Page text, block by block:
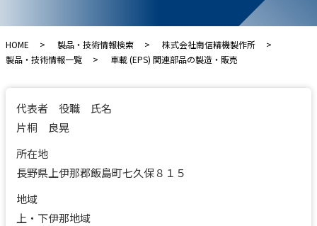
HOME 製品・技術情報検索
株式会社南信精機製作所
製品・技術情報一覧
車載 (EPS) 関連部品の製造・販売
代表者 役職 氏名
片桐 良晃
所在地
長野県上伊那郡飯島町七久保８１５
地域
上・下伊那地域